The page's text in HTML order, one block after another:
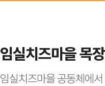
임실치즈마을 목
임실치즈마을 공동체에